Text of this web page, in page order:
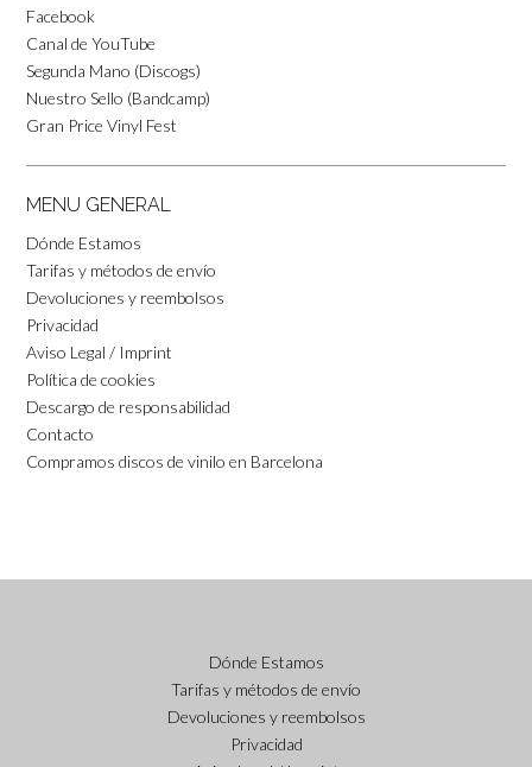
Facebook
Canal de YouTube
Segunda Mano (Discogs)
Nuestro Sello (Bandcamp)
Gran Price Vinyl Fest
MENU GENERAL
Dónde Estamos
Tarifas y métodos de envío
Devoluciones y reembolsos
Privacidad
Aviso Legal / Imprint
Política de cookies
Descargo de responsabilidad
Contacto
Compramos discos de vinilo en Barcelona
Dónde Estamos
Tarifas y métodos de envío
Devoluciones y reembolsos
Privacidad